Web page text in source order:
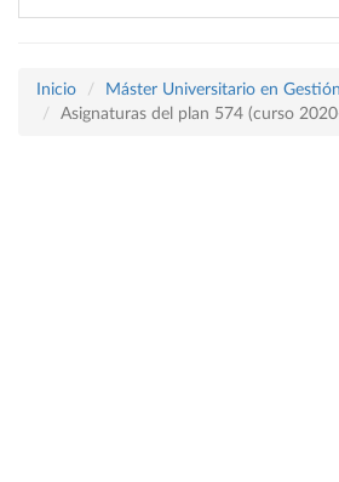
Inicio
Máster Universitario en
Asignaturas del plan 574 (curso